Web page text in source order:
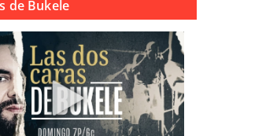
de Bukele